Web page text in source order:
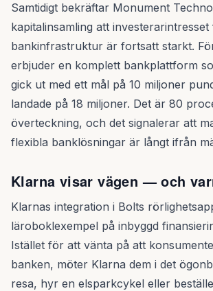
Samtidigt bekräftar Monument
kapitalinsamling att
bankinfrastruktur är fortsatt starkt.
erbjuder en komplett bankplattform
gick ut med ett mål på 10 miljoner
landade på 18 miljoner. Det är 80
överteckning, och det signalerar att
flexibla banklösningar är långt ifrån
Klarna visar vägen — och
Klarnas integration i Bolts
läroboklexempel på inbyggd
Istället för att vänta på att
banken, möter Klarna dem i det
resa, hyr en elsparkcykel eller